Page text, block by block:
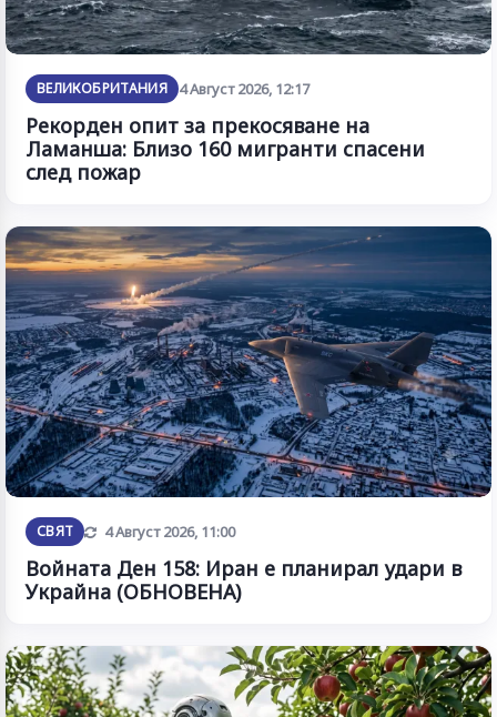
ВЕЛИКОБРИТАНИЯ 4 Август 2026, 12:17
Рекорден опит за прекосяване на
Ламанша: Близо 160 мигранти спасени
след пожар
СВЯТ Обновена
4 Август 2026, 11:00
Войната Ден 158: Иран е планирал удари в
Украйна (ОБНОВЕНА)